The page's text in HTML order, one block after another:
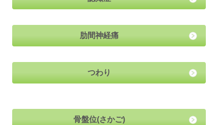
肋間神経痛
つわり
骨盤位(さかご)